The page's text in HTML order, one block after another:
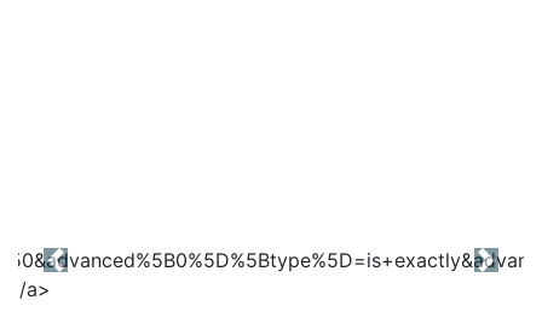
Previous Next